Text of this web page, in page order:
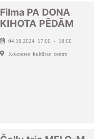
Filma PA DONA
KIHOTA PĒDĀM
04.10.2024 17:00 - 18:00
Kokneses kultūras centrs